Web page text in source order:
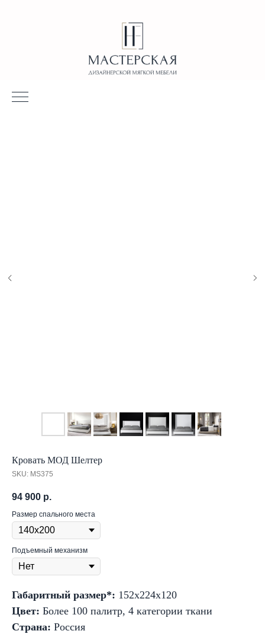
Кровать МОД Шелтер
SKU: MS375
94 900 р.
Размер спального места
Подъемный механизм
Габаритный размер*: 152x224x120
Цвет: Более 100 палитр, 4 категории ткани
Страна: Россия